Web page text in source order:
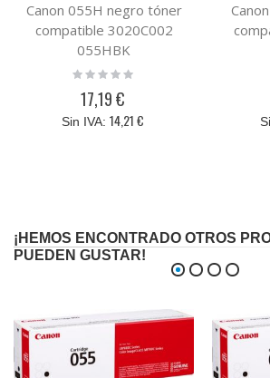
Canon 055H negro tóner
compatible 3020C002
055HBK
Rating:
17,19 €
14,21 €
¡HEMOS ENCONTRADO OTROS
PUEDEN GUSTAR!